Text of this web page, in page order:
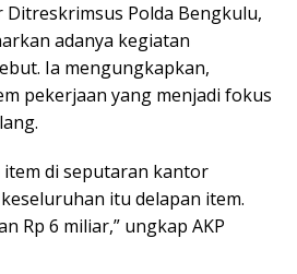
Polda Bengkulu,
adanya kegiatan
Ia mengungkapkan,
pekerjaan yang menjadi fokus
item di seputaran kantor
itu delapan item.
Rp 6 miliar,” ungkap AKP